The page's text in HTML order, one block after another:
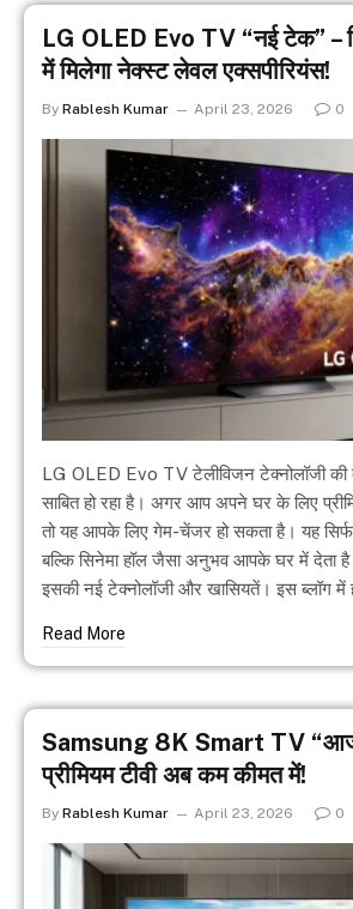
LG OLED Evo TV “नई टेक” –
में मिलेगा नेक्स्ट लेवल एक्सपीरियंस!
By Rablesh Kumar April 23, 2026 0
LG OLED Evo TV टेलीविजन टेक्नोलॉजी की
साबित हो रहा है। अगर आप अपने घर के लिए
तो यह आपके लिए गेम-चेंजर हो सकता है। यह
बल्कि सिनेमा हॉल जैसा अनुभव आपके घर में देता
इसकी नई टेक्नोलॉजी और खासियतें। इस ब्लॉग में
Read More
Samsung 8K Smart TV “आज
प्रीमियम टीवी अब कम कीमत में!
By Rablesh Kumar April 23, 2026 0